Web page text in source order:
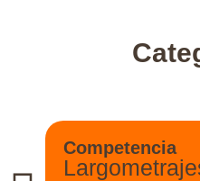
Competencia